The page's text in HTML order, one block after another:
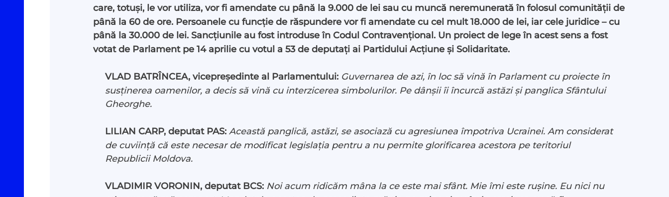
#Podcast
#Arhivă LIVE
Despre noi
Contacte
care, totuși, le vor utiliza, vor fi amendate cu până la 9.000 de lei sau cu muncă neremunerată în folosul comunității de
până la 60 de ore. Persoanele cu funcție de răspundere vor fi amendate cu cel mult 18.000 de lei, iar cele juridice – cu
până la 30.000 de lei. Sancțiunile au fost introduse în Codul Contravențional. Un proiect de lege în acest sens a fost
votat de Parlament pe 14 aprilie cu votul a 53 de deputați ai Partidului Acțiune și Solidaritate.
VLAD BATRÎNCEA, vicepreședinte al Parlamentului: Guvernarea de azi, în loc să vină în Parlament cu proiecte în
susținerea oamenilor, a decis să vină cu interzicerea simbolurilor. Pe dânșii îi încurcă astăzi și panglica Sfântului
Gheorghe.
LILIAN CARP, deputat PAS:Această panglică, astăzi, se asociază cu agresiunea împotriva Ucrainei. Am considerat
de cuviință că este necesar de modificat legislația pentru a nu permite glorificarea acestora pe teritoriul
Republicii Moldova.
VLADIMIR VORONIN, deputat BCS: Noi acum ridicăm mâna la ce este mai sfânt. Mie îmi este rușine. Eu nici nu